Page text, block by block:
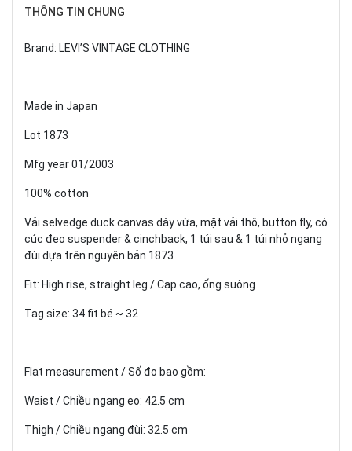
THÔNG TIN CHUNG
Brand: LEVI’S VINTAGE CLOTHING
Made in Japan
Lot 1873
Mfg year 01/2003
100% cotton
Vải selvedge duck canvas dày vừa, mặt vải thô, button fly, có
cúc đeo suspender & cinchback, 1 túi sau & 1 túi nhỏ ngang
đùi dựa trên nguyên bản 1873
Fit: High rise, straight leg / Cạp cao, ống suông
Tag size: 34 fit bé ~ 32
Flat measurement / Số đo bao gồm:
Waist / Chiều ngang eo: 42.5 cm
Thigh / Chiều ngang đùi: 32.5 cm